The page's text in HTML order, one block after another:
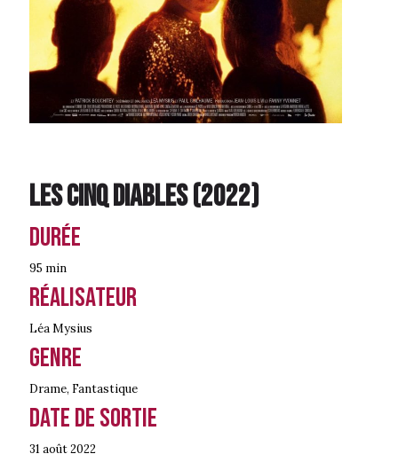
Les Cinq diables(2022)
Durée
95 min
Réalisateur
Léa Mysius
Genre
Drame, Fantastique
Date de sortie
31 août2022